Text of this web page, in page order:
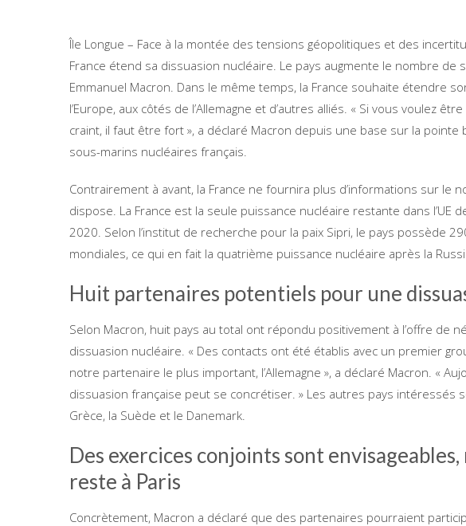
Île Longue – Face à la montée des tensions géopolitiques et des
France étend sa dissuasion nucléaire. Le pays augmente le nombre
Emmanuel Macron. Dans le même temps, la France souhaite étendre
l’Europe, aux côtés de l’Allemagne et d’autres alliés. « Si vous voulez
craint, il faut être fort », a déclaré Macron depuis une base sur la pointe
sous-marins nucléaires français.
Contrairement à avant, la France ne fournira plus d’informations sur le
dispose. La France est la seule puissance nucléaire restante dans l’UE
2020. Selon l’institut de recherche pour la paix Sipri, le pays possède
mondiales, ce qui en fait la quatrième puissance nucléaire après la
Huit partenaires potentiels pour une
Selon Macron, huit pays au total ont répondu positivement à l’offre de
dissuasion nucléaire. « Des contacts ont été établis avec un premier
notre partenaire le plus important, l’Allemagne », a déclaré Macron. «
dissuasion française peut se concrétiser. » Les autres pays intéressés
Grèce, la Suède et le Danemark.
Des exercices conjoints sont
reste à Paris
Concrètement, Macron a déclaré que des partenaires pourraient